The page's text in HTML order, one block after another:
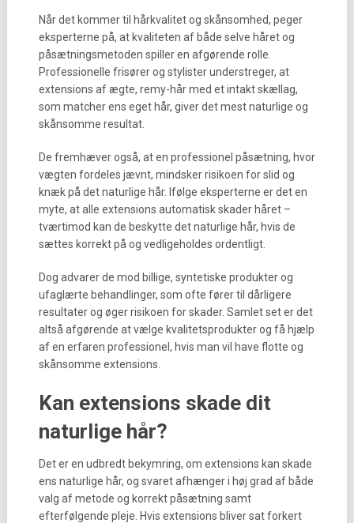
Når det kommer til hårkvalitet og skånsomhed, peger
eksperterne på, at kvaliteten af både selve håret og
påsætningsmetoden spiller en afgørende rolle.
Professionelle frisører og stylister understreger, at
extensions af ægte, remy-hår med et intakt skællag,
som matcher ens eget hår, giver det mest naturlige og
skånsomme resultat.
De fremhæver også, at en professionel påsætning, hvor
vægten fordeles jævnt, mindsker risikoen for slid og
knæk på det naturlige hår. Ifølge eksperterne er det en
myte, at alle extensions automatisk skader håret –
tværtimod kan de beskytte det naturlige hår, hvis de
sættes korrekt på og vedligeholdes ordentligt.
Dog advarer de mod billige, syntetiske produkter og
ufaglærte behandlinger, som ofte fører til dårligere
resultater og øger risikoen for skader. Samlet set er det
altså afgørende at vælge kvalitetsprodukter og få hjælp
af en erfaren professionel, hvis man vil have flotte og
skånsomme extensions.
Kan extensions skade dit
naturlige hår?
Det er en udbredt bekymring, om extensions kan skade
ens naturlige hår, og svaret afhænger i høj grad af både
valg af metode og korrekt påsætning samt
efterfølgende pleje. Hvis extensions bliver sat forkert